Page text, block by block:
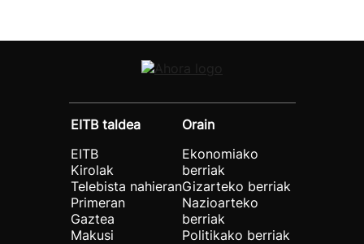
EITB taldea
EITB
Kirolak
Telebista nahieran
Primeran
Gaztea
Makusi
Orain
Ekonomiako
berriak
Gizarteko berriak
Nazioarteko
berriak
Politikako berriak